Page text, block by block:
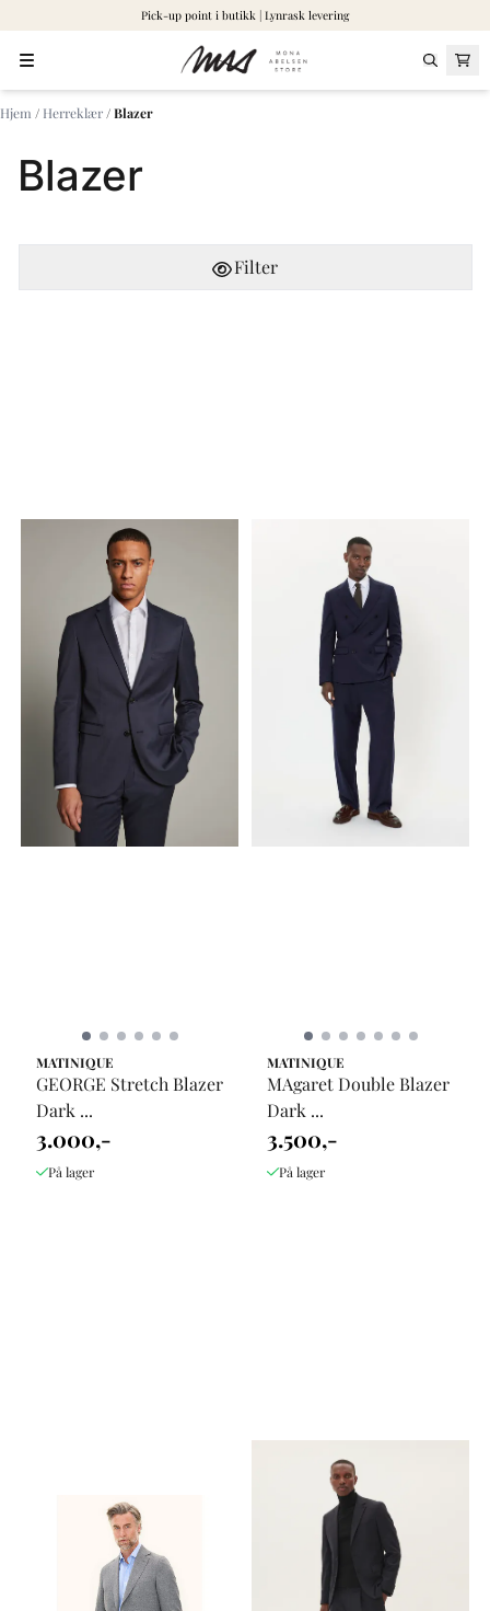
Pick-up point i butikk | Lynrask levering
Hjem / Herreklær /Blazer
Blazer
Filter
MATINIQUE
GEORGE Stretch Blazer
Dark ...
3.000,-
På lager
MATINIQUE
MAgaret Double Blazer
Dark ...
3.500,-
På lager